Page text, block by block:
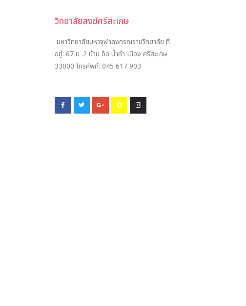
วิทยาลัยสงฆ์ศรีสะเกษ
มหาวิทยาลัยมหาจุฬาลงกรณราชวิทยาลัย ที่
อยู่: 67 ม .2 บ้าน ง้อ น้ำคำ เมือง ศรีสะเกษ
33000 โทรศัพท์: 045 617 903